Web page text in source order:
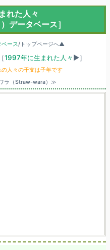
れた人々
データベース］
ース/トップページへ▲
［1997年に生まれた人々 ▶］
人々の干支は子年です
ラ（Straw-wara）≫